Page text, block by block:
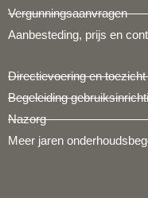
Vergunningsaanvragen
Aanbesteding, prijs en
Directievoering en toezicht
Begeleiding
Nazorg
Meer jaren